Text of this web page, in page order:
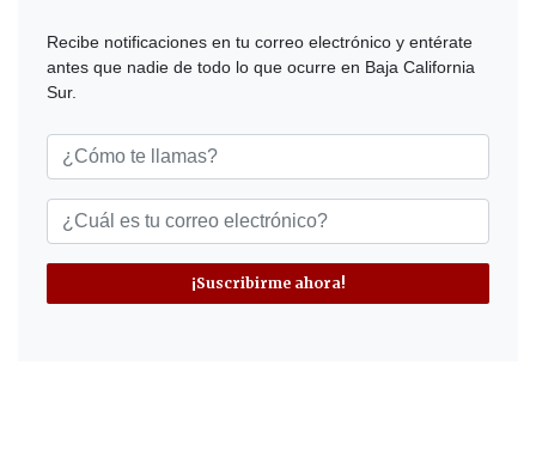
Recibe notificaciones en tu correo electrónico y entérate
antes que nadie de todo lo que ocurre en Baja California
Sur.
¡Suscribirme ahora!